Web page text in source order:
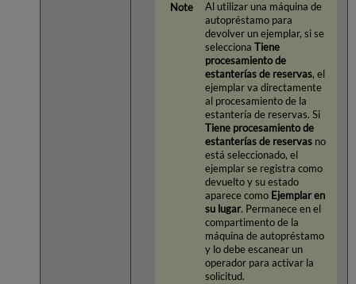
Al utilizar una máquina de
autopréstamo para
devolver un ejemplar, si se
selecciona Tiene
procesamiento de
estanterías de reservas, el
ejemplar va directamente
al procesamiento de la
estantería de reservas. Si
Tiene procesamiento de
estanterías de reservasno
está seleccionado, el
ejemplar se registra como
devuelto y su estado
aparece como Ejemplar en
su lugar. Permanece en el
compartimento de la
máquina de autopréstamo
y lo debe escanear un
operador para activar la
solicitud.